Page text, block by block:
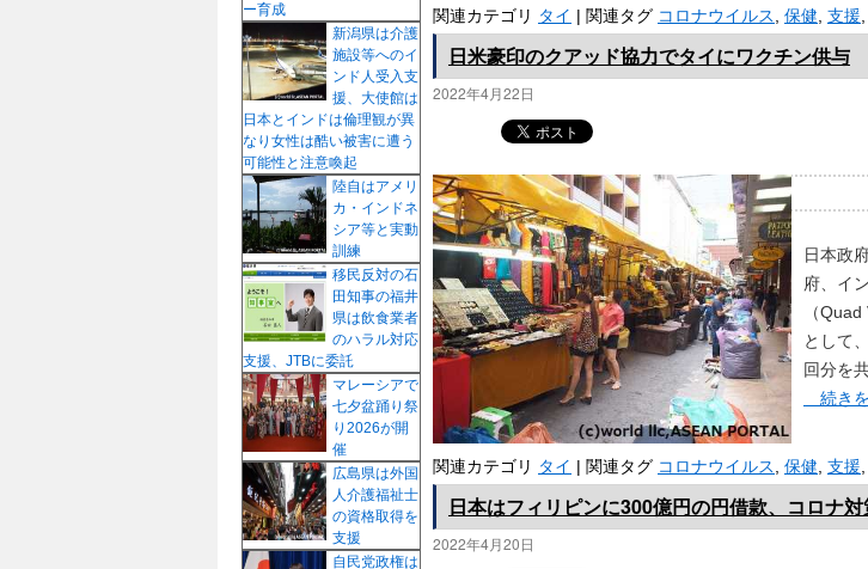
関連カテゴリ タイ | 関連タグ コロナウイルス 保健 支援
日米豪印のクアッド協力でタイにワクチン供与
2022年4月22日
日本政
府、イ
（
として
回分を
続き
関連カテゴリ タイ | 関連タグ コロナウイルス 保健 支援
日本はフィリピンに300億円の円借款、コロナ
2022年4月20日
ー育成
新潟県は介護
施設等へのイ
ンド人受入支
援、大使館は
日本とインドは倫理観が異
なり女性は酷い被害に遭う
可能性と注意喚起
陸自はアメリ
カ・インドネ
シア等と実動
訓練
移民反対の石
田知事の福井
県は飲食業者
のハラル対応
支援、JTBに委託
マレーシアで
七夕盆踊り祭
り2026が開
催
広島県は外国
人介護福祉士
の資格取得を
支援
自民党政権は